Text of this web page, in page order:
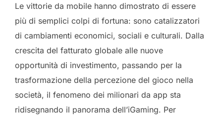
Le vittorie da mobile hanno dimostrato di essere
più di semplici colpi di fortuna: sono catalizzatori
di cambiamenti economici, sociali e culturali. Dalla
crescita del fatturato globale alle nuove
opportunità di investimento, passando per la
trasformazione della percezione del gioco nella
società, il fenomeno dei milionari da app sta
ridisegnando il panorama dell’iGaming. Per